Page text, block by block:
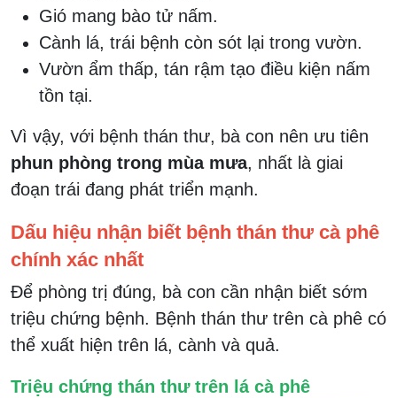
Gió mang bào tử nấm.
Cành lá, trái bệnh còn sót lại trong vườn.
Vườn ẩm thấp, tán rậm tạo điều kiện nấm
tồn tại.
Vì vậy, với bệnh thán thư, bà con nên ưu tiên
phun phòng trong mùa mưa, nhất là giai
đoạn trái đang phát triển mạnh.
Dấu hiệu nhận biết bệnh thán thư cà phê
chính xác nhất
Để phòng trị đúng, bà con cần nhận biết sớm
triệu chứng bệnh. Bệnh thán thư trên cà phê có
thể xuất hiện trên lá, cành và quả.
Triệu chứng thán thư trên lá cà phê